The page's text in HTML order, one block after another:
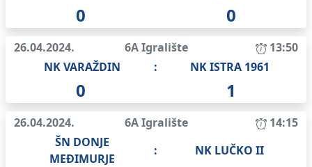
0 0
26.04.2024. 6A Igralište
13:50
NK VARAŽDIN
: NK ISTRA 1961
0 1
26.04.2024. 6A Igralište
14:15
ŠN DONJE
MEĐIMURJE
: NK LUČKO II